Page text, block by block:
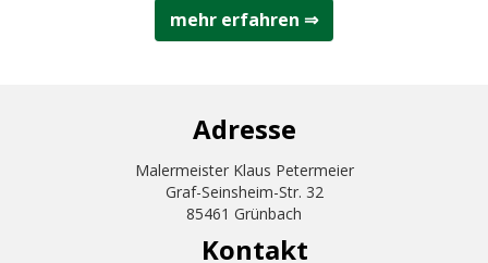
mehr erfahren ⇒
Adresse
Malermeister Klaus Petermeier
Graf-Seinsheim-Str. 32
85461 Grünbach
Kontakt